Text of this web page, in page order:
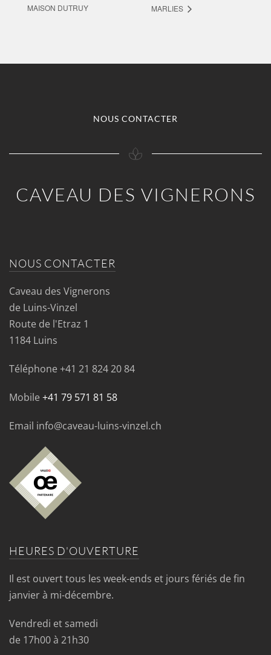
MAISON DUTRUY
MARLIES
NOUS CONTACTER
CAVEAU DES VIGNERONS
NOUS CONTACTER
Caveau des Vignerons
de Luins-Vinzel
Route de l'Etraz 1
1184 Luins
Téléphone +41 21 824 20 84
Mobile +41 79 571 81 58
Email info@caveau-luins-vinzel.ch
HEURES D'OUVERTURE
Il est ouvert tous les week-ends et jours fériés de fin
janvier à mi-décembre.
Vendredi et samedi
de 17h00 à 21h30